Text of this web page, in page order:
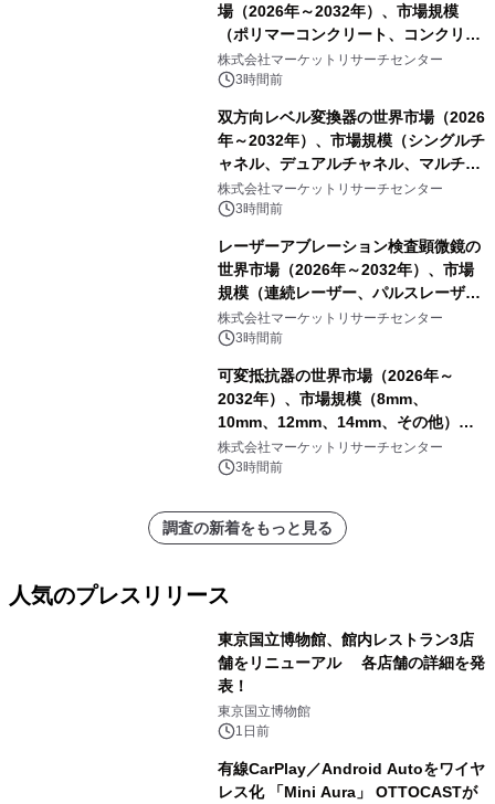
場（2026年～2032年）、市場規模
（ポリマーコンクリート、コンクリー
ト、プラスチック、金属）・分析レポ
ートを発表
株式会社マーケットリサーチセンター
3時間前
双方向レベル変換器の世界市場（2026
年～2032年）、市場規模（シングルチ
ャネル、デュアルチャネル、マルチチ
ャネル）・分析レポートを発表
株式会社マーケットリサーチセンター
3時間前
レーザーアブレーション検査顕微鏡の
世界市場（2026年～2032年）、市場
規模（連続レーザー、パルスレーザ
ー）・分析レポートを発表
株式会社マーケットリサーチセンター
3時間前
可変抵抗器の世界市場（2026年～
2032年）、市場規模（8mm、
10mm、12mm、14mm、その他）・
分析レポートを発表
株式会社マーケットリサーチセンター
3時間前
調査の新着をもっと見る
人気のプレスリリース
東京国立博物館、館内レストラン3店
舗をリニューアル 各店舗の詳細を発
表！
東京国立博物館
1日前
有線CarPlay／Android Autoをワイヤ
レス化 「Mini Aura」 OTTOCASTが